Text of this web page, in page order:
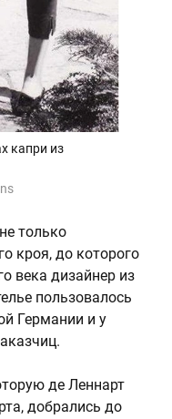
капри из
только
кроя, до которого
века дизайнер из
пользовалось
Германии и у
де Леннарт
добрались до